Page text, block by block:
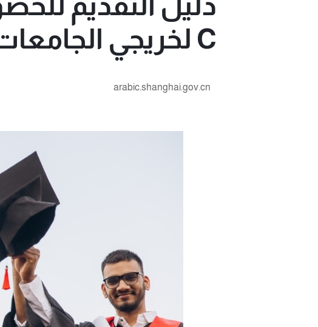
C لخريجي الجامعات الأجانب
arabic.shanghai.gov.cn